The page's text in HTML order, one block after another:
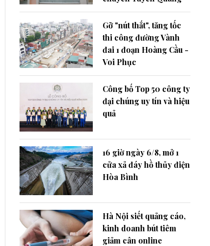
Gỡ "nút thắt", tăng tốc
thi công đường Vành
đai 1 đoạn Hoàng Cầu -
Voi Phục
Công bố Top 50 công ty
đại chúng uy tín và hiệu
quả
16 giờ ngày 6/8, mở 1
cửa xả đáy hồ thủy điện
Hòa Bình
Hà Nội siết quảng cáo,
kinh doanh bút tiêm
giảm cân online